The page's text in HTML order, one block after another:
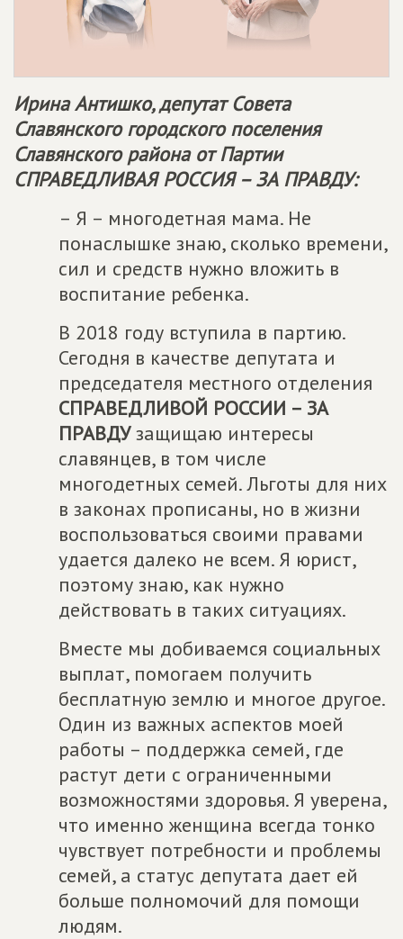
Ирина Антишко, депутат Совета
Славянского городского поселения
Славянского района от Партии
СПРАВЕДЛИВАЯ РОССИЯ – ЗА ПРАВДУ:
– Я – многодетная мама. Не
понаслышке знаю, сколько времени,
сил и средств нужно вложить в
воспитание ребенка.
В 2018 году вступила в партию.
Сегодня в качестве депутата и
председателя местного отделения
СПРАВЕДЛИВОЙ РОССИИ – ЗА
ПРАВДУзащищаю интересы
славянцев, в том числе
многодетных семей. Льготы для них
в законах прописаны, но в жизни
воспользоваться своими правами
удается далеко не всем. Я юрист,
поэтому знаю, как нужно
действовать в таких ситуациях.
Вместе мы добиваемся социальных
выплат, помогаем получить
бесплатную землю и многое другое.
Один из важных аспектов моей
работы – поддержка семей, где
растут дети с ограниченными
возможностями здоровья. Я уверена,
что именно женщина всегда тонко
чувствует потребности и проблемы
семей, а статус депутата дает ей
больше полномочий для помощи
людям.